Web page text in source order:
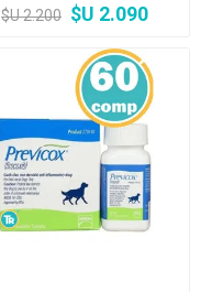
$U 2.200 $U 2.090